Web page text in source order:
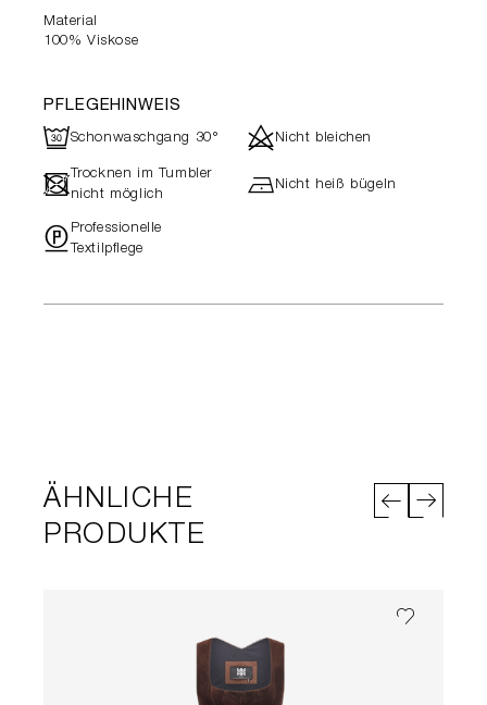
Material
100% Viskose
PFLEGEHINWEIS
RSchonwaschgang 30° dNicht bleichen
- Trocknen im Tumbler
nicht möglich
hNicht heiß bügeln
"Professionelle
Textilpflege
ÄHNLICHE
PRODUKTE